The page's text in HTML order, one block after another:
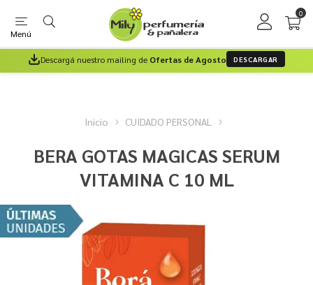
Menú
0
Descargá nuestro mailing de Ofertas de Agosto DESCARGAR
Inicio CUIDADO PERSONAL
BERA GOTAS MAGICAS SERUM
VITAMINA C 10 ML